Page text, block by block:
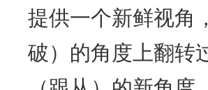
提供一个新鲜视角
破）的角度上翻转